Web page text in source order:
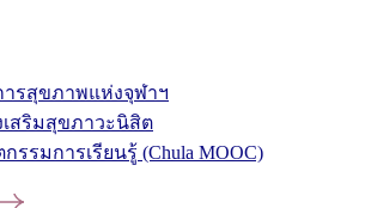
รสุขภาพแห่งจุฬาฯ
สริมสุขภาวะนิสิต
รรมการเรียนรู้ (Chula MOOC)